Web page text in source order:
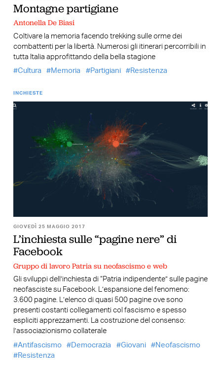
Montagne partigiane
Antonella De Biasi
Coltivare la memoria facendo trekking sulle orme dei
combattenti per la libertà. Numerosi gli itinerari percorribili in
tutta Italia approfittando della bella stagione
Cultura
Memoria Partigiani Resistenza
INCHIESTE
GIOVEDÌ 25 MAGGIO 2017
L’inchiesta sulle “pagine nere” di
Facebook
Gruppo di lavoro Patria su neofascismo e web
Gli sviluppi dell’inchiesta di “Patria indipendente” sulle pagine
neofasciste su Facebook. L’espansione del fenomeno:
3.600 pagine. L’elenco di quasi 500 pagine ove sono
presenti costanti collegamenti col fascismo e spesso
espliciti apprezzamenti. La costruzione del consenso:
l’associazionismo collaterale
Antifascismo
Democrazia Giovani
Neofascismo
Resistenza